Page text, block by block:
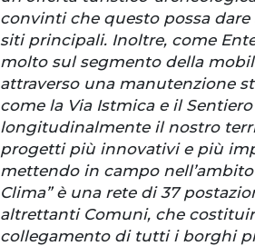
convinti che questo possa
siti principali. Inoltre, come
molto sul segmento della
attraverso una manutenzione
come la Via Istmica e il
longitudinalmente il nostro
progetti più innovativi e più
mettendo in campo
Clima” è una rete di 37
altrettanti Comuni, che
collegamento di tutti i borghi